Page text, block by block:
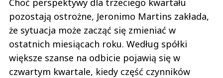
pozostają ostrożne, Jeronimo Martins zakłada,
że sytuacja może zacząć się zmieniać w
ostatnich miesiącach roku. Według spółki
większe szanse na odbicie pojawią się w
czwartym kwartale, kiedy część czynników